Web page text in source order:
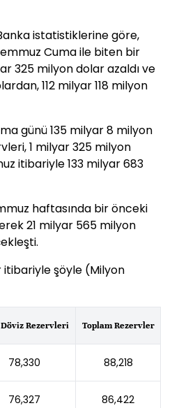
istatistiklerine göre,
Cuma ile biten bir
325 milyon dolar azaldı ve
112 milyar 118 milyon
günü 135 milyar 8 milyon
1 milyar 325 milyon
itibariyle 133 milyar 683
haftasında bir önceki
21 milyar 565 milyon
şöyle (Milyon
Rezervleri Toplam Rezervler
78,330 88,218
76,327 86,422